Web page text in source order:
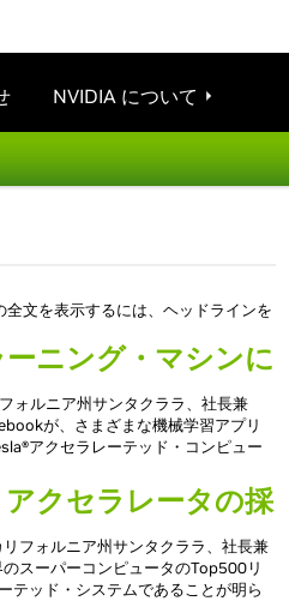
NVIDIA について
文を表示するには、ヘッドラインを
ニング・マシンに
ォルニア州サンタクララ、社長兼
が、さまざまな機械学習アプリ
アクセラレーテッド・コンピュー
クセラレータの採
フォルニア州サンタクララ、社長兼
スーパーコンピュータのTop500リ
テッド・システムであることが明ら